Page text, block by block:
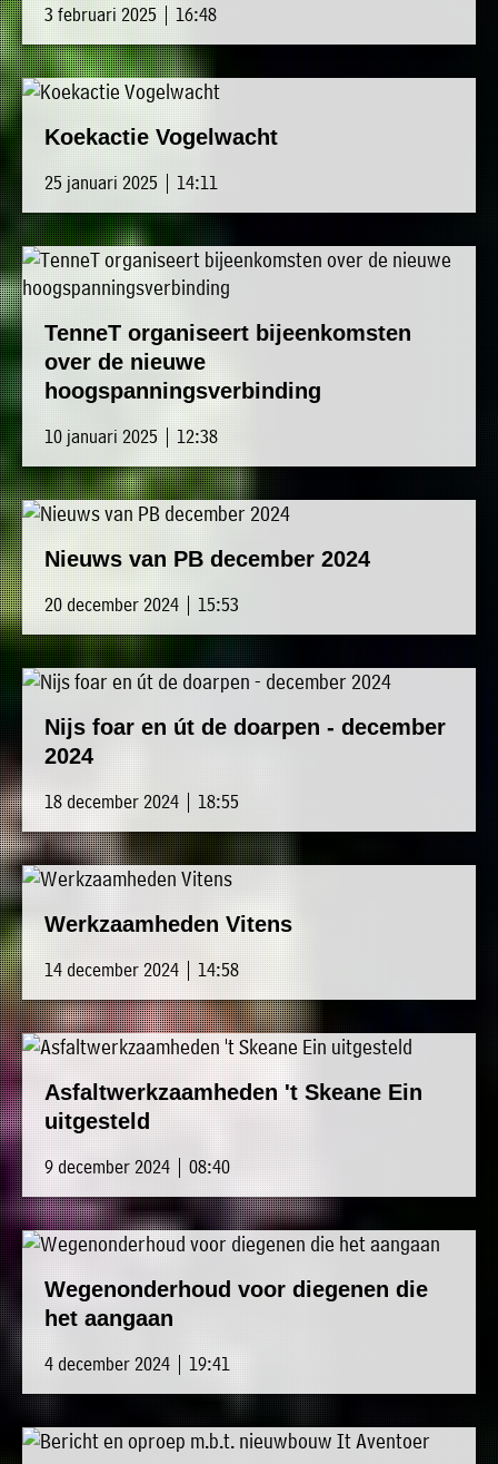
3 februari 2025 | 16:48
Koekactie Vogelwacht
25 januari 2025 | 14:11
TenneT organiseert bijeenkomsten
over de nieuwe
hoogspanningsverbinding
10 januari 2025 | 12:38
Nieuws van PB december 2024
20 december 2024 | 15:53
Nijs foar en út de doarpen - december
2024
18 december 2024 | 18:55
Werkzaamheden Vitens
14 december 2024 | 14:58
Asfaltwerkzaamheden 't Skeane Ein
uitgesteld
9 december 2024 | 08:40
Wegenonderhoud voor diegenen die
het aangaan
4 december 2024 | 19:41